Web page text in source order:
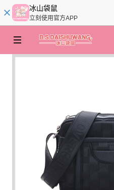
冰山袋鼠
立刻使用官方APP